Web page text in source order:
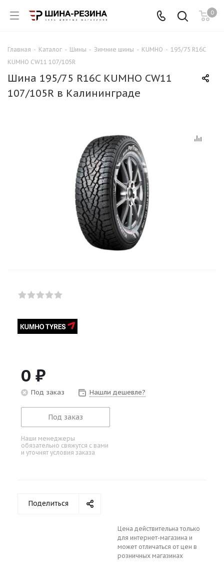
0
Главная - Каталог - Шины - Зимние шины - KUMHO - 195/75 R16C
KUMHO CW11 107/105R
Шина 195/75 R16C KUMHO CW11
107/105R в Калининграде
0 ₽
Под заказ Нашли дешевле?
Под заказ
Наши менеджеры
обязательно свяжутся с вами
и уточнят условия заказа
Поделиться
Цена действительна только
для интернет-магазина и
может отличаться от цен в
розничных магазинах